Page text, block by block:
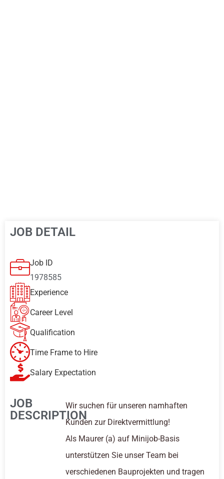
JOB DETAIL
Job ID
1978585
Experience
Career Level
Qualification
Time Frame to Hire
Salary Expectation
JOB
DESCRIPTION
Wir suchen für unseren namhaften
Kunden zur Direktvermittlung!
Als Maurer (a) auf Minijob-Basis
unterstützen Sie unser Team bei
verschiedenen Bauprojekten und tragen